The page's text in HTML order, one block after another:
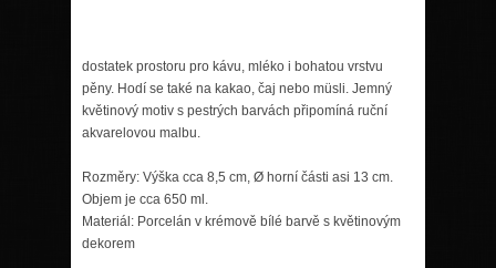
dostatek prostoru pro kávu, mléko i bohatou vrstvu
pěny. Hodí se také na kakao, čaj nebo müsli. Jemný
květinový motiv s pestrých barvách připomíná ruční
akvarelovou malbu.
Rozměry: Výška cca 8,5 cm, Ø horní části asi 13 cm.
Objem je cca 650 ml.
Materiál: Porcelán v krémově bílé barvě s květinovým
dekorem